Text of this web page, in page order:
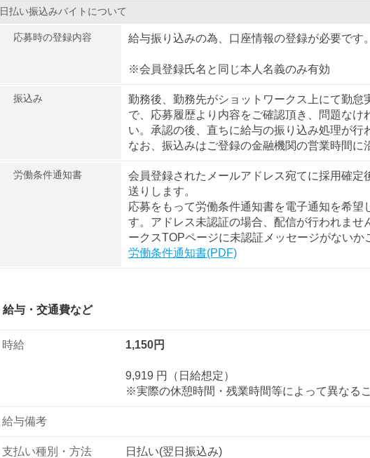
日払い振込みバイトについて
応募時の登録内容 給与振り込みの為、口座情報の登録が必要です。
※会員登録氏名と同じ本人名義のみ有効
振込み
勤務後、勤務先がショットワークス上にて勤怠
で、応募履歴より内容をご確認頂き、問題なけ
い。承認の後、直ちに給与の振り込み処理が
なお、振込みはご登録の金融機関の営業時間に
労働条件通知書
会員登録されたメールアドレス宛てに採用確定
送りします。
応募をもって労働条件通知書を電子通知を希望
す。アドレス未認証の場合、配信が行われませ
ークスTOPページに未認証メッセージがないか
労働条件通知書(PDF)
給与・交通費など
時給 1,150円
9,919 円（日給想定）
※実際の休憩時間・残業時間等によって異なる
給与備考
支払い種別・方法 日払い(翌日振込み)